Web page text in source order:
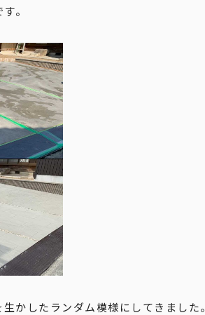
。
かしたランダム模様にしてきました。